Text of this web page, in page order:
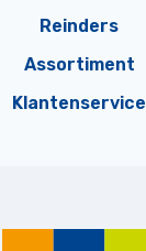
Reinders
Assortiment
Klantenservice